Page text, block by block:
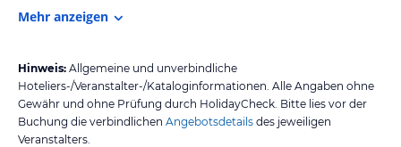
Mehr anzeigen
Hinweis: Allgemeine und unverbindliche
Hoteliers-/Veranstalter-/Kataloginformationen. Alle Angaben ohne
Gewähr und ohne Prüfung durch HolidayCheck. Bitte lies vor der
Buchung die verbindlichen Angebotsdetails des jeweiligen
Veranstalters.